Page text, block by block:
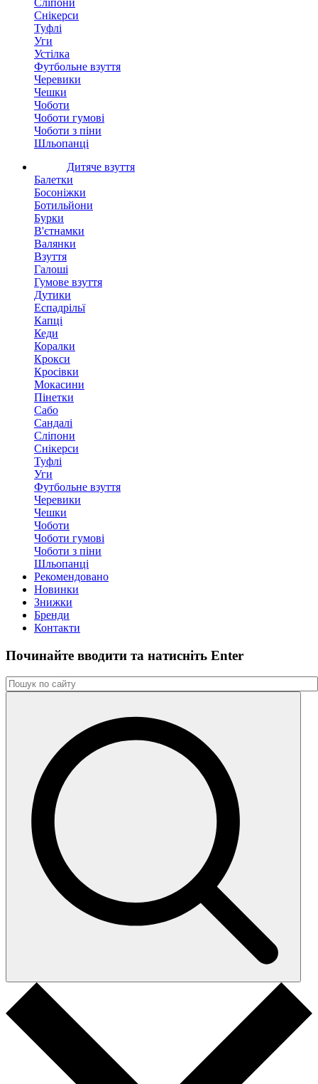
Сліпони
Снікерси
Туфлі
Уги
Устілка
Футбольне взуття
Черевики
Чешки
Чоботи
Чоботи гумові
Чоботи з піни
Шльопанці
Дитяче взуття
Балетки
Босоніжки
Ботильйони
Бурки
В'єтнамки
Валянки
Взуття
Галоші
Гумове взуття
Дутики
Еспадрільї
Капці
Кеди
Коралки
Крокси
Кросівки
Мокасини
Пінетки
Сабо
Сандалі
Сліпони
Снікерси
Туфлі
Уги
Футбольне взуття
Черевики
Чешки
Чоботи
Чоботи гумові
Чоботи з піни
Шльопанці
Рекомендовано
Новинки
Знижки
Бренди
Контакти
Починайте вводити та натиснiть Enter